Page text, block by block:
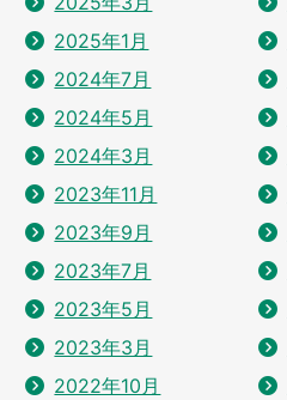
2025年1月
2024年7月
2024年5月
2024年3月
2023年11月
2023年9月
2023年7月
2023年5月
2023年3月
2022年10月